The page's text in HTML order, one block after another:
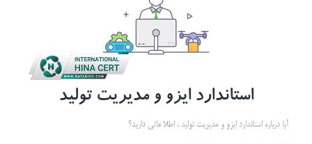
استاندارد ایزو و مدیریت تولید
آیا درباره استاندارد ایزو و مدیریت تولید ، اطلاعاتی دارید؟